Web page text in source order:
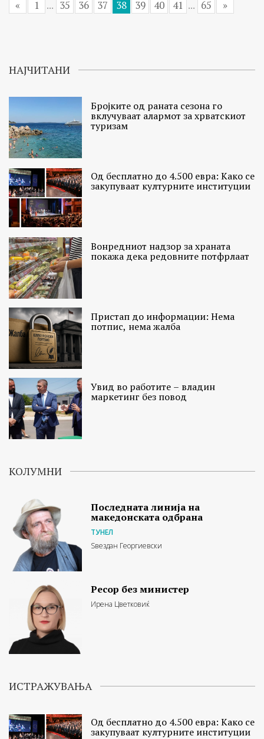
« 1 ... 35 36 37 38 39 40 41 ... 65 »
НАЈЧИТАНИ
Бројките од раната сезона го
вклучуваат алармот за хрватскиот
туризам
Од бесплатно до 4.500 евра: Како се
закупуваат културните институции
Вонредниот надзор за храната
покажа дека редовните потфрлаат
Пристап до информации: Нема
потпис, нема жалба
Увид во работите – владин
маркетинг без повод
КОЛУМНИ
Последната линија на
македонската одбрана
ТУНЕЛ
Ѕвездан Георгиевски
Ресор без министер
Ирена Цветковиќ
ИСТРАЖУВАЊА
Од бесплатно до 4.500 евра: Како се
закупуваат културните институции